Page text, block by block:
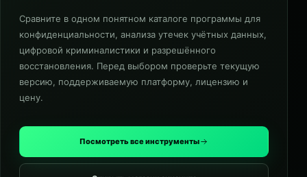
Сравните в одном понятном каталоге программы для
конфиденциальности, анализа утечек учётных данных,
цифровой криминалистики и разрешённого
восстановления. Перед выбором проверьте текущую
версию, поддерживаемую платформу, лицензию и
цену.
Посмотреть все инструменты